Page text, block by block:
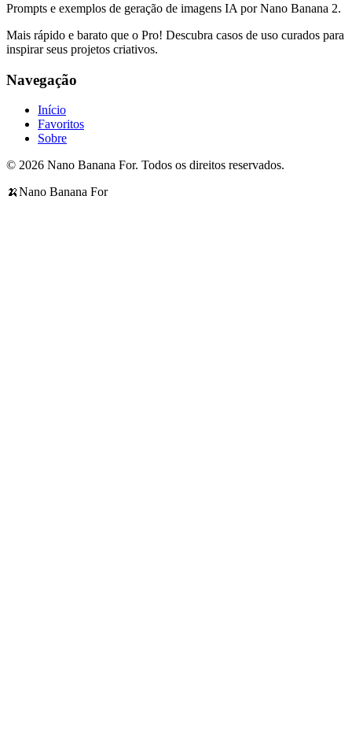
Prompts e exemplos de geração de imagens IA por Nano Banana 2.
Mais rápido e barato que o Pro! Descubra casos de uso curados para
inspirar seus projetos criativos.
Navegação
Início
Favoritos
Sobre
© 2026 Nano Banana For. Todos os direitos reservados.
🍌Nano Banana For